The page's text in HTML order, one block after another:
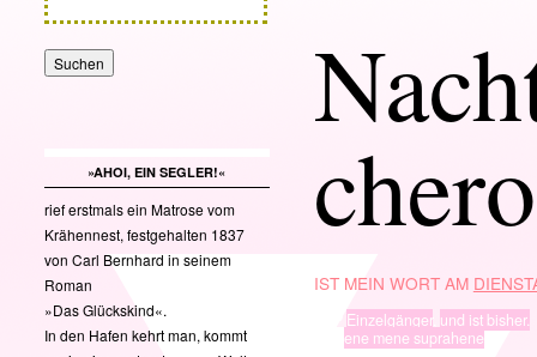
IST MEIN WORT AM
Einzelgänger, und ist bisher.
ene mene suprahene
»AHOI, EIN SEGLER!«
rief erstmals ein Matrose vom
Krähennest, festgehalten 1837
von Carl Bernhard in seinem
Roman
»Das Glückskind«.
In den Hafen kehrt man, kommt